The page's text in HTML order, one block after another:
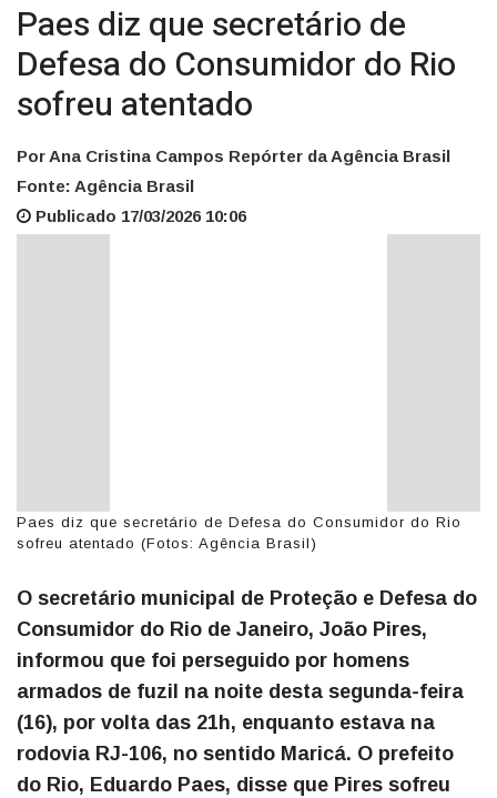
Paes diz que secretário de
Defesa do Consumidor do Rio
sofreu atentado
Por Ana Cristina Campos Repórter da Agência Brasil
Fonte: Agência Brasil
Publicado 17/03/2026 10:06
Paes diz que secretário de Defesa do Consumidor do Rio
sofreu atentado (Fotos: Agência Brasil)
O secretário municipal de Proteção e Defesa do
Consumidor do Rio de Janeiro, João Pires,
informou que foi perseguido por homens
armados de fuzil na noite desta segunda-feira
(16), por volta das 21h, enquanto estava na
rodovia RJ-106, no sentido Maricá. O prefeito
do Rio, Eduardo Paes, disse que Pires sofreu